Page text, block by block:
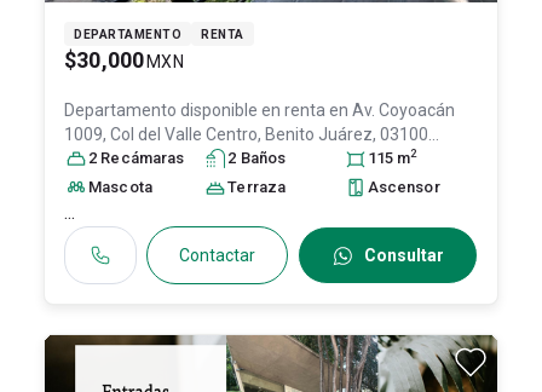
DEPARTAMENTO RENTA
$30,000 MXN
Departamento disponible en renta en Av. Coyoacán
1009, Col del Valle Centro, Benito Juárez, 03100
Ciudad de México, CDMX #1009, Col. Insurgentes San
Borja,Benito Juárez, DF / CDMX , México , C.P. 03100
2 Recámaras 2 Baños 115 m2
Mascota Terraza Ascensor
...
Contactar Consultar